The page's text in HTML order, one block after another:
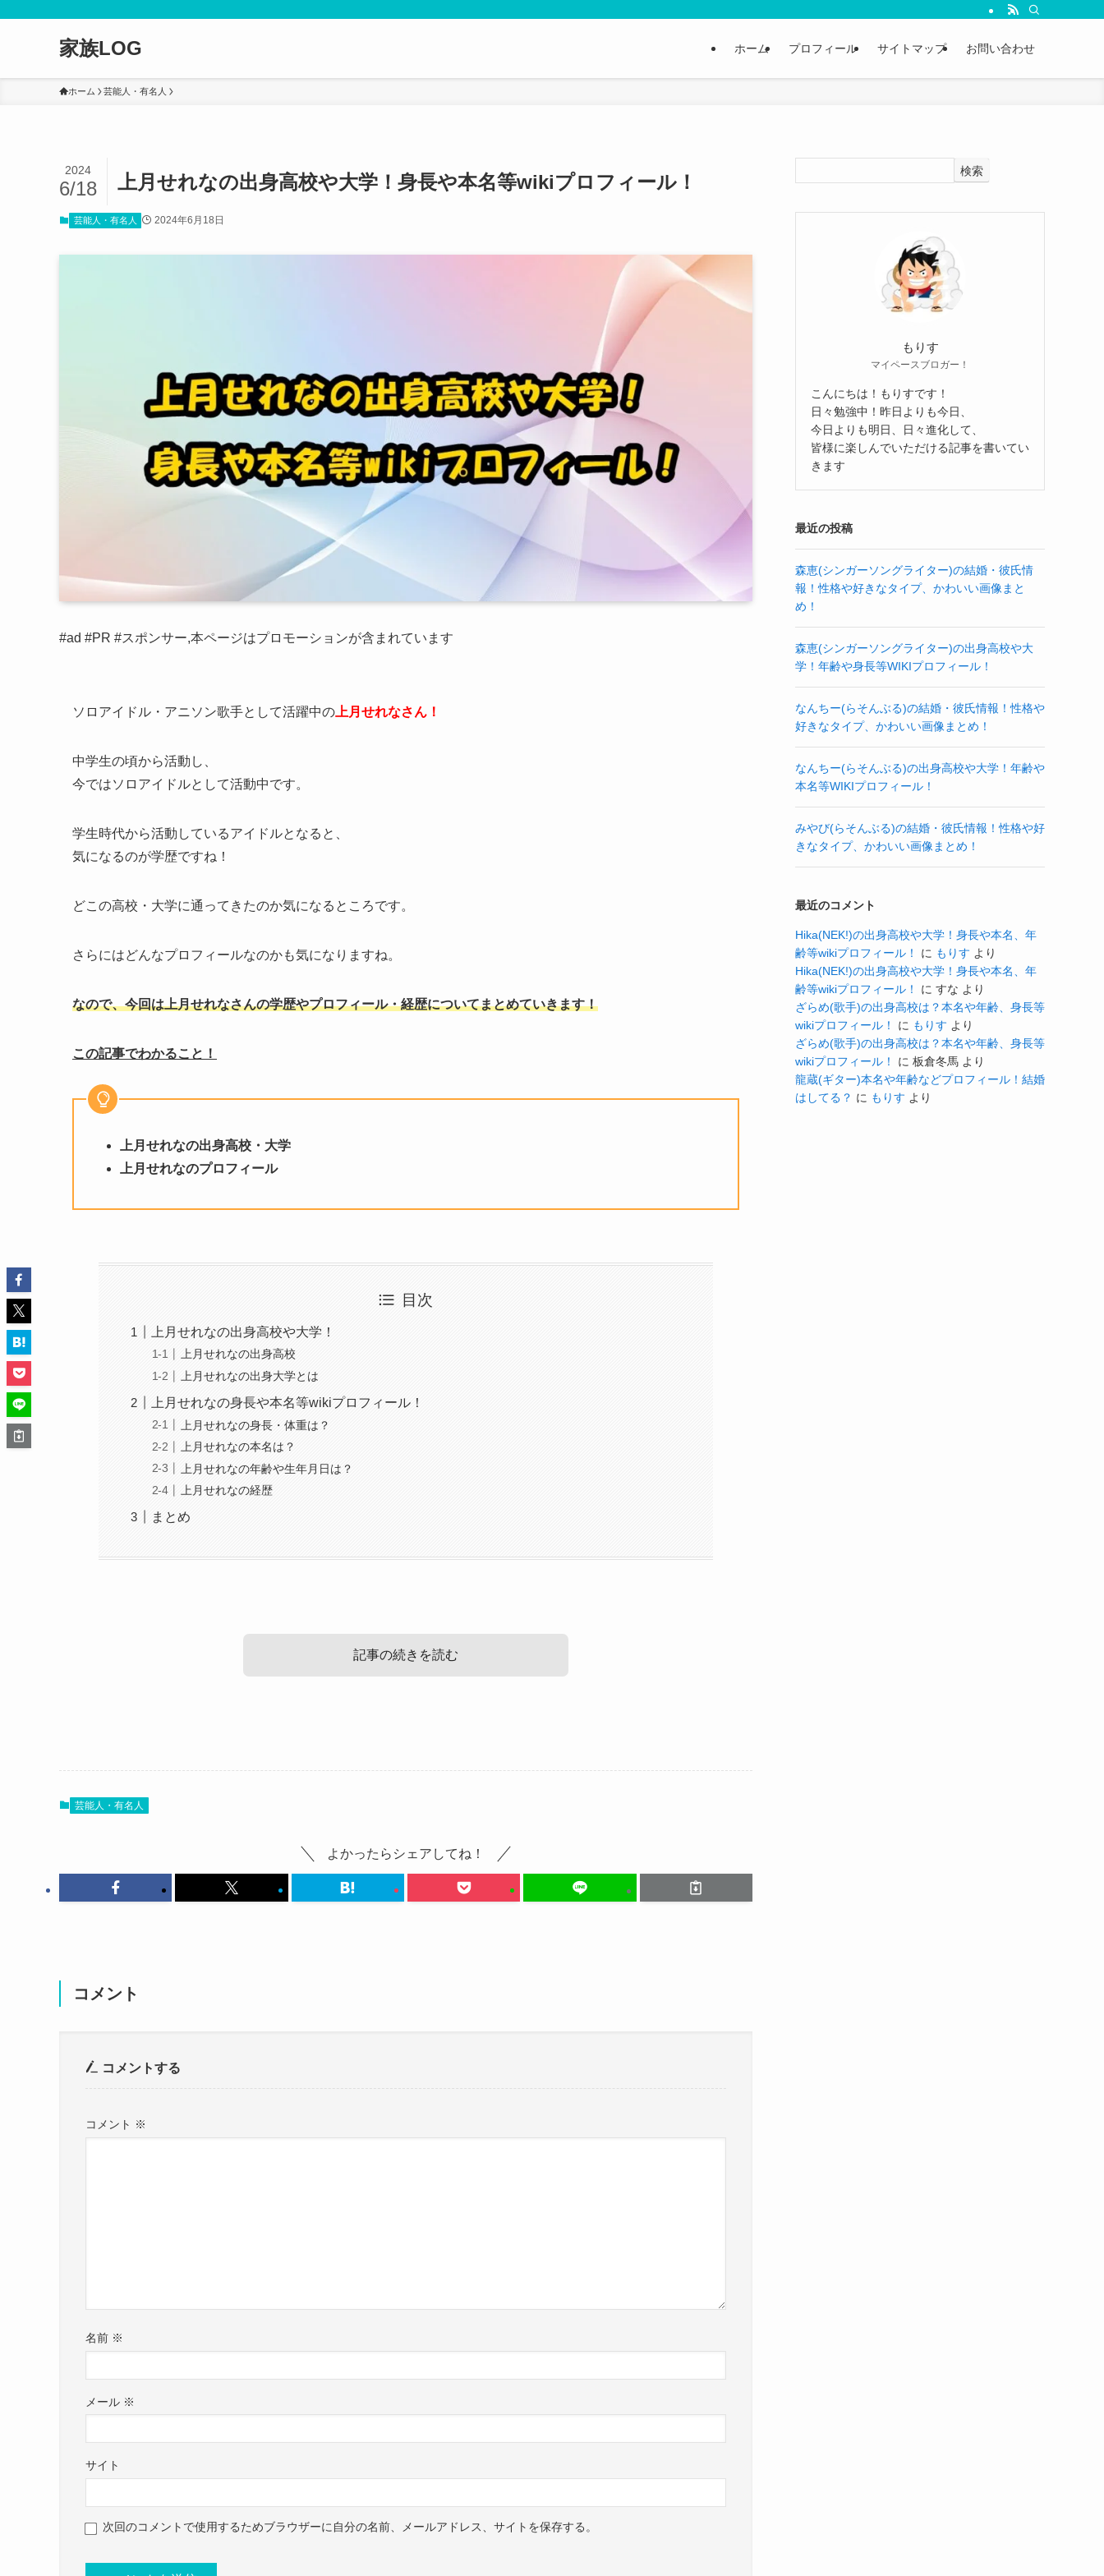
家族LOG ホーム プロフィール サイトマップ お問い合わせ
ホーム 芸能人・有名人
上月せれなの出身高校や大学！身長や本名等wikiプロフィール！
2024
6/18
芸能人・有名人 2024年6月18日
#ad #PR #スポンサー,本ページはプロモーションが含まれています
ソロアイドル・アニソン歌手として活躍中の 上月せれなさん！
中学生の頃から活動し、
今ではソロアイドルとして活動中です。
学生時代から活動しているアイドルとなると、
気になるのが学歴ですね！
どこの高校・大学に通ってきたのか気になるところです。
さらにはどんなプロフィールなのかも気になりますね。
なので、今回は上月せれなさんの学歴やプロフィール・経歴についてまとめていきます！
この記事でわかること！
上月せれなの出身高校・大学
上月せれなのプロフィール
目次
上月せれなの出身高校や大学！
上月せれなの出身高校
上月せれなの出身大学とは
上月せれなの身長や本名等wikiプロフィール！
上月せれなの身長・体重は？
上月せれなの本名は？
上月せれなの年齢や生年月日は？
上月せれなの経歴
まとめ
記事の続きを読む
中学生時代から活動しており、
高校・大学について詳しくみていきましょう。
上月せれな 結婚 彼氏
についてはこちらの記事でご紹介しています。
芸能人・有名人
よかったらシェアしてね！
コメント
コメントする
コメント ※
名前 ※
メール ※
サイト
次回のコメントで使用するためブラウザーに自分の名前、メールアドレス、サイトを保存する。
検索
もりす
マイペースブロガー！
こんにちは！もりすです！
日々勉強中！昨日よりも今日、
今日よりも明日、日々進化して、
皆様に楽しんでいただける記事を書いてい
きます
最近の投稿
森恵(シンガーソングライター)の結婚・彼氏情
報！性格や好きなタイプ、かわいい画像まと
め！
森恵(シンガーソングライター)の出身高校や大
学！年齢や身長等WIKIプロフィール！
なんちー(らそんぶる)の結婚・彼氏情報！性格や
好きなタイプ、かわいい画像まとめ！
なんちー(らそんぶる)の出身高校や大学！年齢や
本名等WIKIプロフィール！
みやび(らそんぶる)の結婚・彼氏情報！性格や好
きなタイプ、かわいい画像まとめ！
最近のコメント
Hika(NEK!)の出身高校や大学！身長や本名、年
齢等wikiプロフィール！
に もりす より
Hika(NEK!)の出身高校や大学！身長や本名、年
齢等wikiプロフィール！
に すな より
ざらめ(歌手)の出身高校は？本名や年齢、身長等
wikiプロフィール！
に もりす より
ざらめ(歌手)の出身高校は？本名や年齢、身長等
wikiプロフィール！
に 板倉冬馬 より
龍蔵(ギター)本名や年齢などプロフィール！結婚
はしてる？ に もりす より